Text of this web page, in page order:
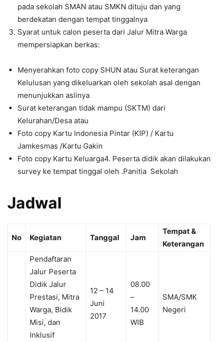
pada sekolah SMAN atau SMKN dituju dan yang
berdekatan dengan tempat tinggalnya
Syarat untuk calon peserta dari Jalur Mitra Warga
mempersiapkan berkas:
Menyerahkan foto copy SHUN atau Surat keterangan
Kelulusan yang dikeluarkan oleh sekolah asal dengan
menunjukkan aslinya
Surat keterangan tidak mampu (SKTM) dari
Kelurahan/Desa atau
Foto copy Kartu Indonesia Pintar (KIP) / Kartu
Jamkesmas /Kartu Gakin
Foto copy Kartu Keluarga4. Peserta didik akan dilakukan
survey ke tempat tinggal oleh .Panitia Sekolah
Jadwal
No Kegiatan Tanggal Jam
Tempat &
Keterangan
Pendaftaran
Jalur Peserta
Didik Jalur
Prestasi, Mitra
Warga, Bidik
Misi, dan
Inklusif
12 – 14
Juni
2017
08.00
–
14.00
WIB
SMA/SMK
Negeri